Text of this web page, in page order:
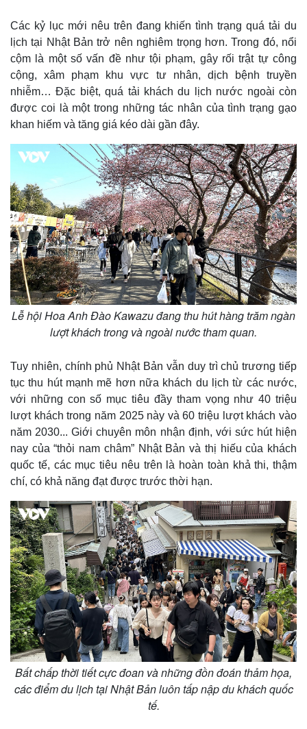
Kinh tế
Bất động sản
Khởi nghiệp
Thị trường
Giá vàng
Tiêu dùng
Tỷ giá
Chứng khoán
Giá cà phê
Các kỷ lục mới nêu trên đang khiến tình trạng quá tải du
lịch tại Nhật Bản trở nên nghiêm trọng hơn. Trong đó, nổi
cộm là một số vấn đề như tội phạm, gây rối trật tự công
cộng, xâm phạm khu vực tư nhân, dịch bệnh truyền
nhiễm… Đặc biệt, quá tải khách du lịch nước ngoài còn
được coi là một trong những tác nhân của tình trạng gạo
khan hiếm và tăng giá kéo dài gần đây.
Lễ hội Hoa Anh Đào Kawazu đang thu hút hàng trăm ngàn
lượt khách trong và ngoài nước tham quan.
Tuy nhiên, chính phủ Nhật Bản vẫn duy trì chủ trương tiếp
tục thu hút mạnh mẽ hơn nữa khách du lịch từ các nước,
với những con số mục tiêu đầy tham vọng như 40 triệu
lượt khách trong năm 2025 này và 60 triệu lượt khách vào
năm 2030... Giới chuyên môn nhận định, với sức hút hiện
nay của “thỏi nam châm” Nhật Bản và thị hiếu của khách
quốc tế, các mục tiêu nêu trên là hoàn toàn khả thi, thậm
chí, có khả năng đạt được trước thời hạn.
Bất chấp thời tiết cực đoan và những đồn đoán thảm họa,
các điểm du lịch tại Nhật Bản luôn tấp nập du khách quốc
tế.